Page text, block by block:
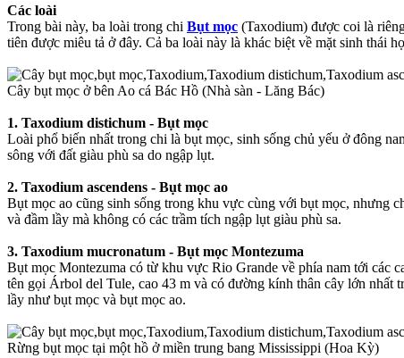
Các loài
Trong bài này, ba loài trong chi Bụt mọc (Taxodium) được coi là
tiên được miêu tả ở đây. Cả ba loài này là khác biệt về mặt sinh thái
Cây bụt mọc ở bên Ao cá Bác Hồ (Nhà sàn - Lăng Bác)
1. Taxodium distichum - Bụt mọc
Loài phổ biến nhất trong chi là bụt mọc, sinh sống chủ yếu ở đông
sông với đất giàu phù sa do ngập lụt.
2. Taxodium ascendens - Bụt mọc ao
Bụt mọc ao cũng sinh sống trong khu vực cùng với bụt mọc, nhưng
và đầm lầy mà không có các trầm tích ngập lụt giàu phù sa.
3. Taxodium mucronatum - Bụt mọc Montezuma
Bụt mọc Montezuma có từ khu vực Rio Grande về phía nam tới các
tên gọi Árbol del Tule, cao 43 m và có đường kính thân cây lớn nhất
lầy như bụt mọc và bụt mọc ao.
Rừng bụt mọc tại một hồ ở miền trung bang Mississippi (Hoa Kỳ)